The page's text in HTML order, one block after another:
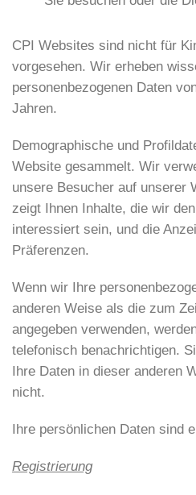
CPI Websites sind nicht für
vorgesehen. Wir erheben
personenbezogenen Daten
Jahren.
Demographische und
Website gesammelt. Wir
unsere Besucher auf unserer
zeigt Ihnen Inhalte, die wir
interessiert sein, und die
Präferenzen.
Wenn wir Ihre
anderen Weise als die zum
angegeben verwenden,
telefonisch benachrichtigen.
Ihre Daten in dieser anderen
nicht.
Ihre persönlichen Daten sind
Registrierung